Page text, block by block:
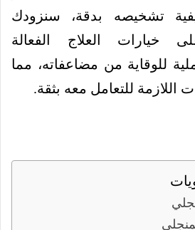
تشخيصه بدقة، سنزودك
خيارات العلاج الفعالة
للوقاية من مضاعفاته، مما
اللازمة للتعامل معه بثقة.